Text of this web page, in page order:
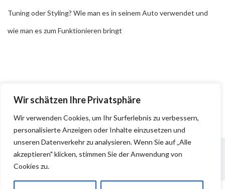
Wir schätzen Ihre Privatsphäre
Wir verwenden Cookies, um Ihr Surferlebnis zu verbessern,
personalisierte Anzeigen oder Inhalte einzusetzen und
unseren Datenverkehr zu analysieren. Wenn Sie auf „Alle
akzeptieren" klicken, stimmen Sie der Anwendung von
Cookies zu.
Tuning oder Styling? Wie man es in seinem Auto verwendet und
wie man es zum Funktionieren bringt